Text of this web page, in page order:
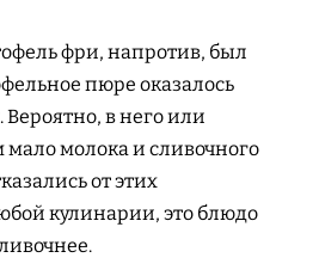
фри, напротив, был
пюре оказалось
в него или
молока и сливочного
от этих
кулинарии, это блюдо